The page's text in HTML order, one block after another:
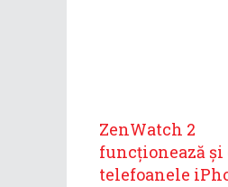
ZenWatch 2
funcționează și
telefoanele